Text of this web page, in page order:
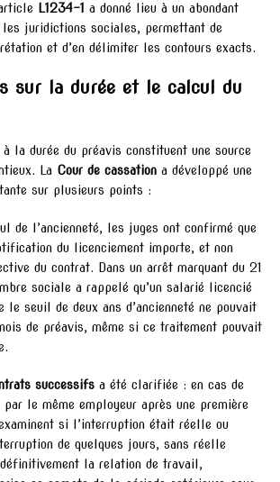
L1234-1 a donné lieu à un abondant
les juridictions sociales, permettant de
et d’en délimiter les contours exacts.
sur la durée et le calcul du
la durée du préavis constituent une source
La Cour de cassation a développé une
sur plusieurs points :
de l’ancienneté, les juges ont confirmé que
du licenciement importe, et non
du contrat. Dans un arrêt marquant du 21
sociale a rappelé qu’un salarié licencié
le seuil de deux ans d’ancienneté ne pouvait
de préavis, même si ce traitement pouvait
successifs a été clarifiée : en cas de
par le même employeur après une première
si l’interruption était réelle ou
de quelques jours, sans réelle
la relation de travail,